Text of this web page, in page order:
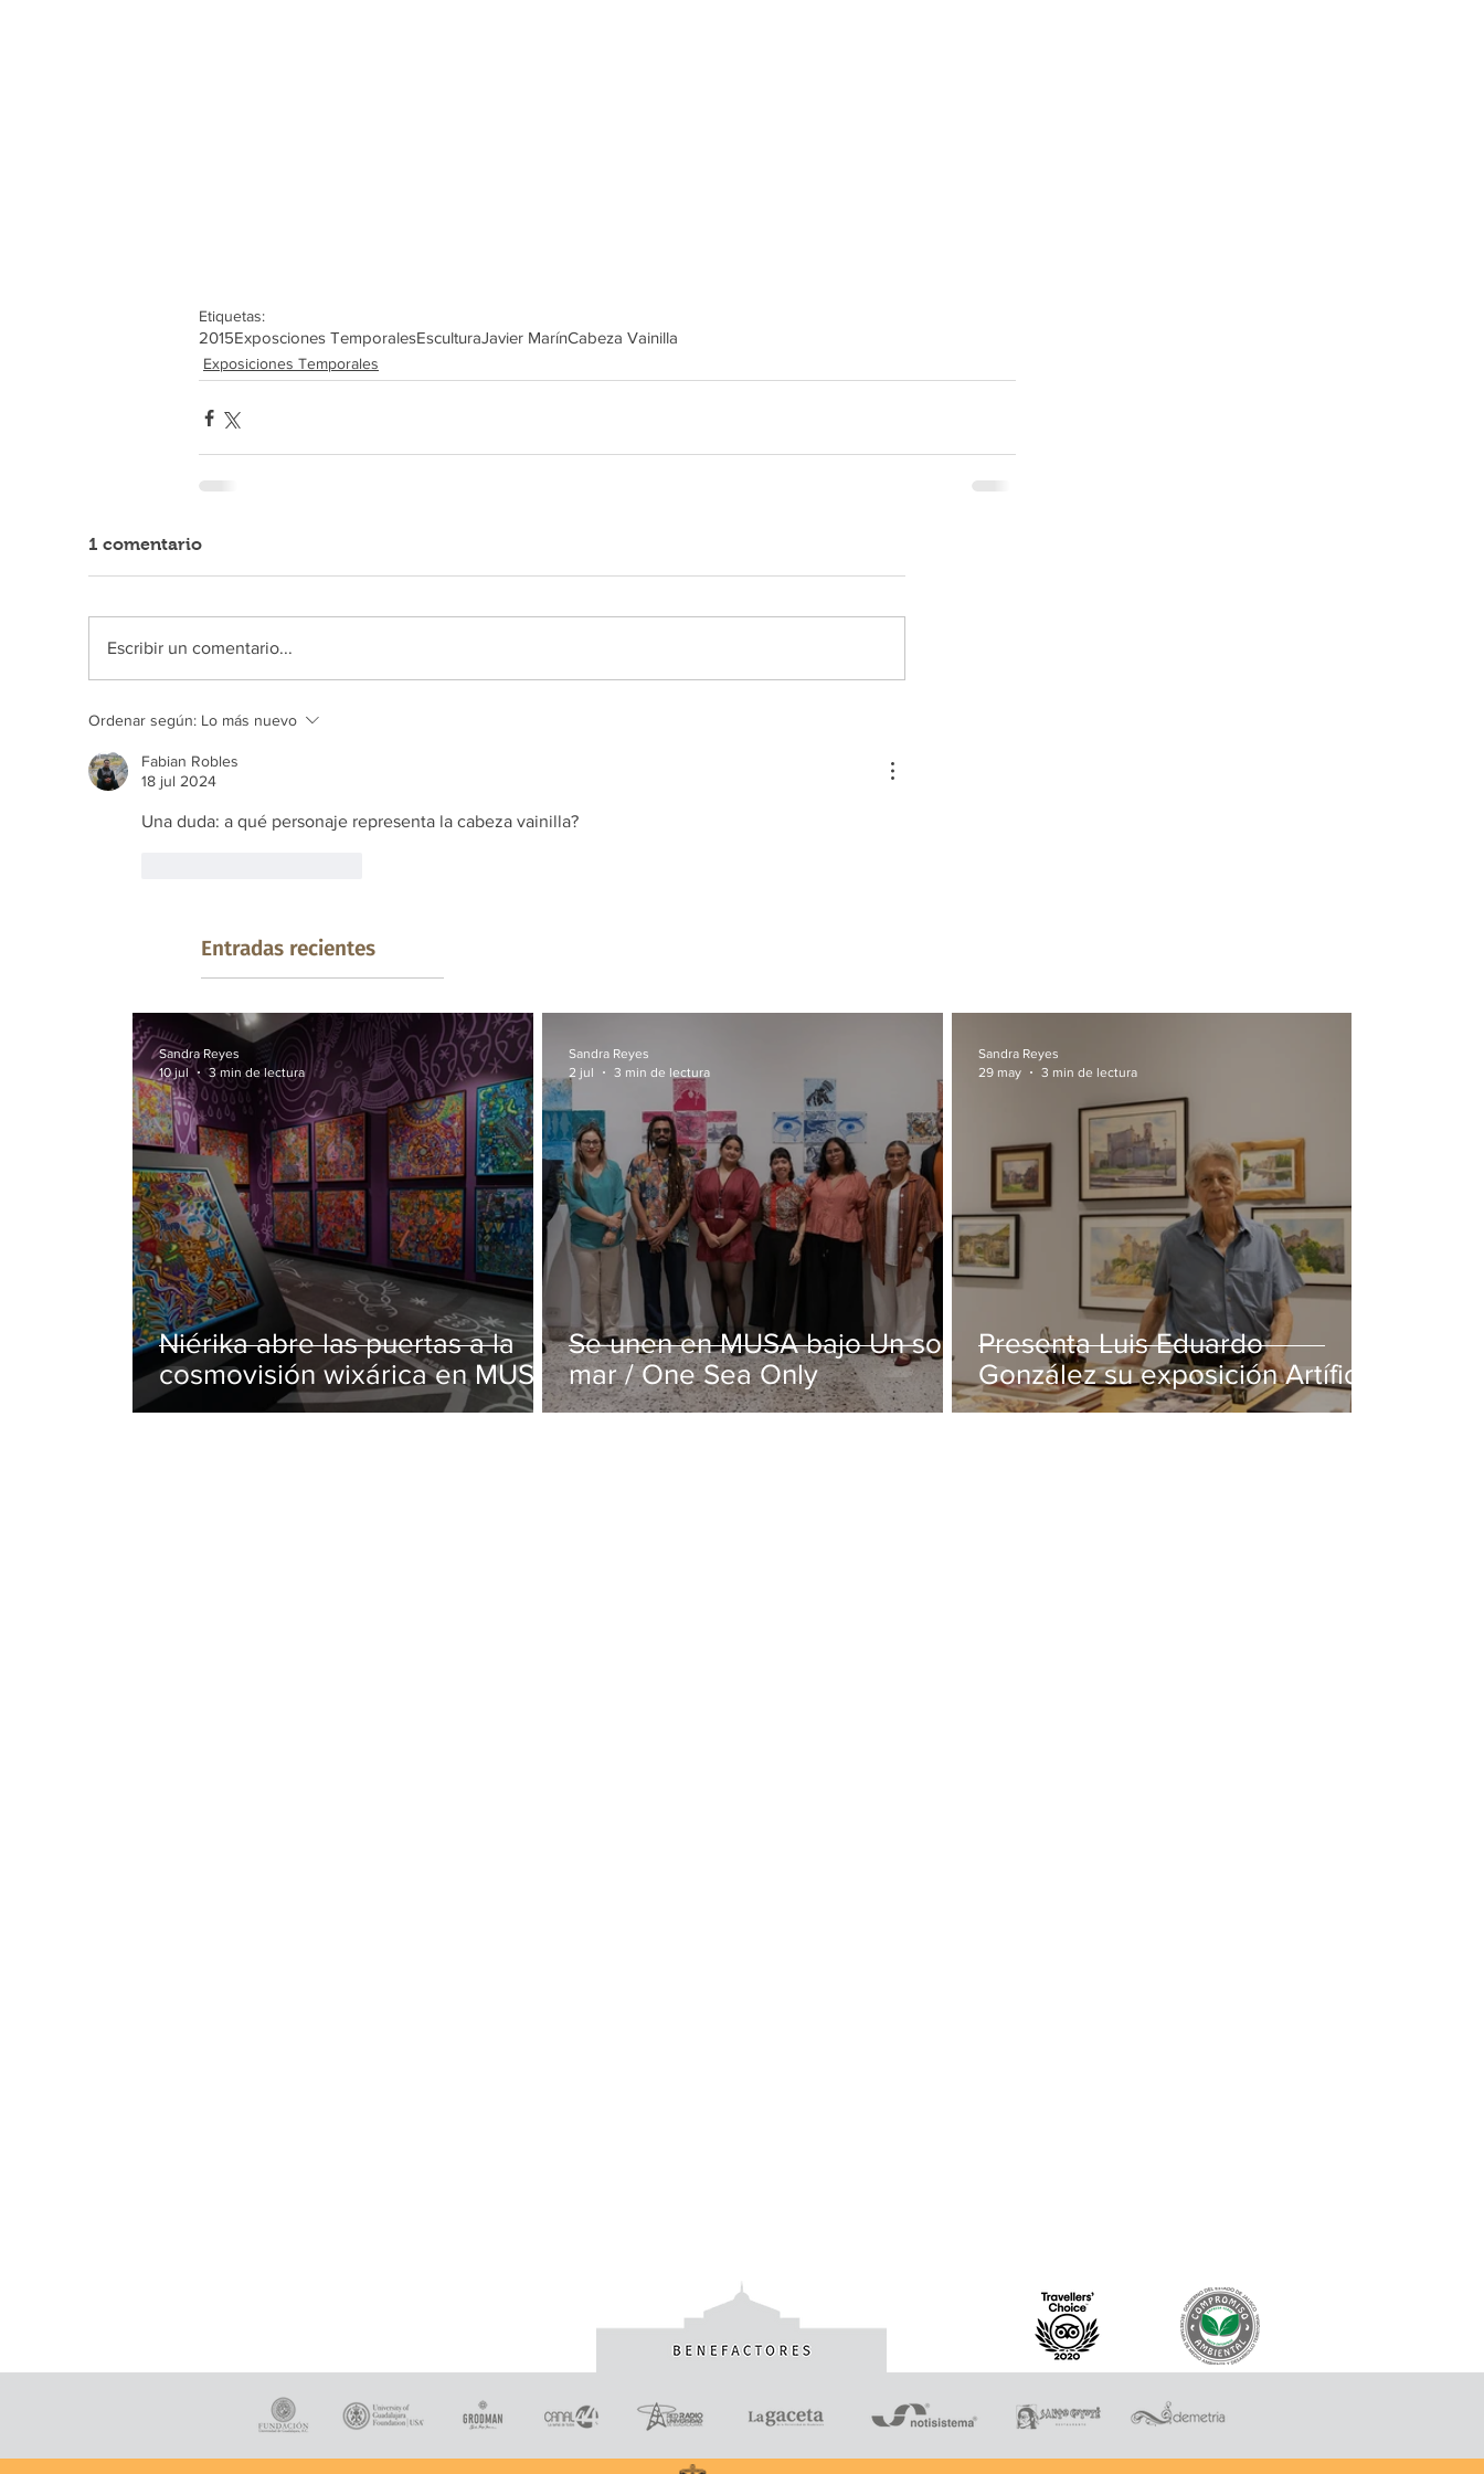
Etiquetas:
2015Exposciones TemporalesEsculturaJavier MarínCabeza Vainilla
Exposiciones Temporales
1 comentario
Escribir un comentario...
Ordenar según: Lo más nuevo
Fabian Robles
18 jul 2024
Una duda: a qué personaje representa la cabeza vainilla?
Entradas recientes
Niérika abre las puertas a la
cosmovisión wixárica en MUSA
Sandra Reyes
10 jul
3 min de lectura
Se unen en MUSA bajo Un solo
mar / One Sea Only
Sandra Reyes
2 jul
3 min de lectura
Presenta Luis Eduardo
González su exposición Artífice
de la luz en MUSA
Sandra Reyes
29 may
3 min de lectura